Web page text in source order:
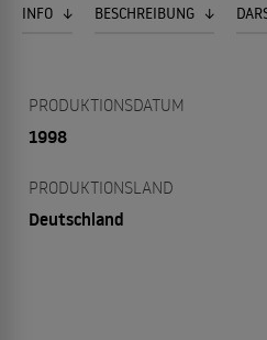
INFO BESCHREIBUNG
PRODUKTIONSDATUM
1998
PRODUKTIONSLAND
Deutschland